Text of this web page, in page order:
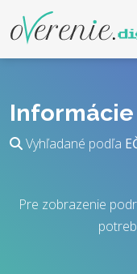
Informácie
Vyhľadané podľa
Pre zobrazenie